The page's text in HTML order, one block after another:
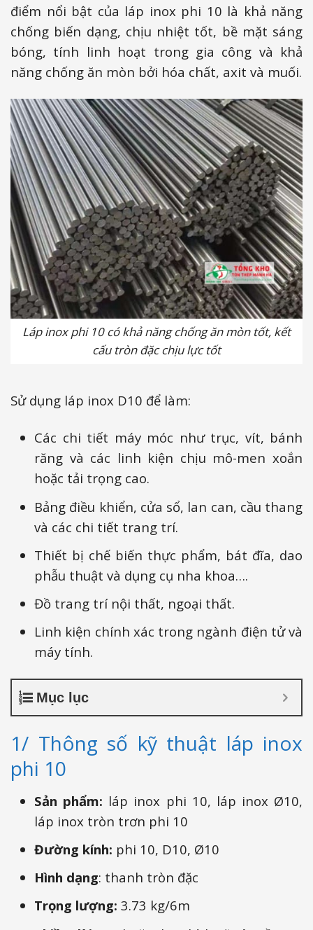
điểm nổi bật của láp inox phi 10 là khả năng
chống biến dạng, chịu nhiệt tốt, bề mặt sáng
bóng, tính linh hoạt trong gia công và khả
năng chống ăn mòn bởi hóa chất, axit và muối.
Láp inox phi 10 có khả năng chống ăn mòn tốt, kết
cấu tròn đặc chịu lực tốt
Sử dụng láp inox D10 để làm:
Các chi tiết máy móc như trục, vít, bánh
răng và các linh kiện chịu mô-men xoắn
hoặc tải trọng cao.
Bảng điều khiển, cửa sổ, lan can, cầu thang
và các chi tiết trang trí.
Thiết bị chế biến thực phẩm, bát đĩa, dao
phẫu thuật và dụng cụ nha khoa….
Đồ trang trí nội thất, ngoại thất.
Linh kiện chính xác trong ngành điện tử và
máy tính.
Mục lục
1/ Thông số kỹ thuật láp inox
phi 10
Sản phẩm: láp inox phi 10, láp inox Ø10,
láp inox tròn trơn phi 10
Đường kính: phi 10, D10, Ø10
Hình dạng: thanh tròn đặc
Trọng lượng:3.73 kg/6m